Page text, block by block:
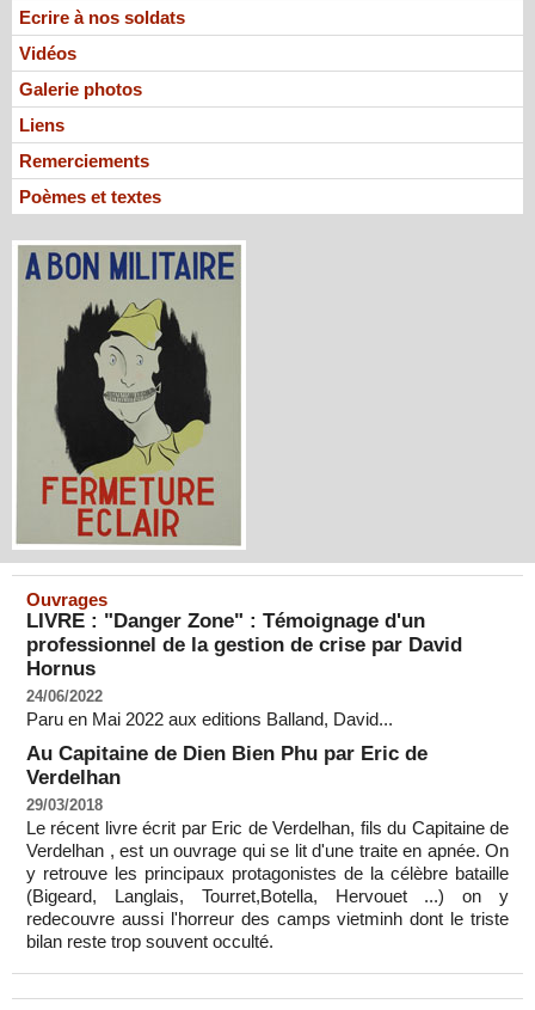
Ecrire à nos soldats
Vidéos
Galerie photos
Liens
Remerciements
Poèmes et textes
Ouvrages
LIVRE : "Danger Zone" : Témoignage d'un
professionnel de la gestion de crise par David
Hornus
24/06/2022
Paru en Mai 2022 aux editions Balland, David...
Au Capitaine de Dien Bien Phu par Eric de
Verdelhan
29/03/2018
Le récent livre écrit par Eric de Verdelhan, fils du Capitaine de
Verdelhan , est un ouvrage qui se lit d'une traite en apnée. On
y retrouve les principaux protagonistes de la célèbre bataille
(Bigeard, Langlais, Tourret,Botella, Hervouet ...) on y
redecouvre aussi l'horreur des camps vietminh dont le triste
bilan reste trop souvent occulté.